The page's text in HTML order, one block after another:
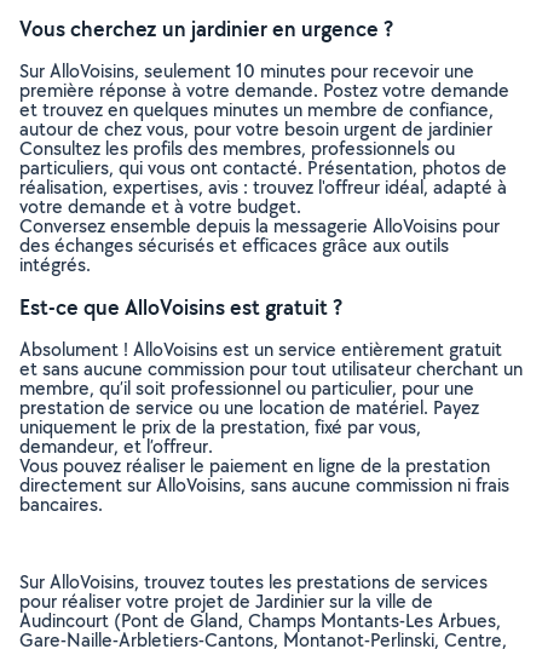
Vous cherchez un jardinier en urgence ?
Sur AlloVoisins, seulement 10 minutes pour recevoir une
première réponse à votre demande. Postez votre demande
et trouvez en quelques minutes un membre de confiance,
autour de chez vous, pour votre besoin urgent de jardinier
Consultez les profils des membres, professionnels ou
particuliers, qui vous ont contacté. Présentation, photos de
réalisation, expertises, avis : trouvez l'offreur idéal, adapté à
votre demande et à votre budget.
Conversez ensemble depuis la messagerie AlloVoisins pour
des échanges sécurisés et efficaces grâce aux outils
intégrés.
Est-ce que AlloVoisins est gratuit ?
Absolument ! AlloVoisins est un service entièrement gratuit
et sans aucune commission pour tout utilisateur cherchant un
membre, qu’il soit professionnel ou particulier, pour une
prestation de service ou une location de matériel. Payez
uniquement le prix de la prestation, fixé par vous,
demandeur, et l’offreur.
Vous pouvez réaliser le paiement en ligne de la prestation
directement sur AlloVoisins, sans aucune commission ni frais
bancaires.
Sur AlloVoisins, trouvez toutes les prestations de services
pour réaliser votre projet de Jardinier sur la ville de
Audincourt (Pont de Gland, Champs Montants-Les Arbues,
Gare-Naille-Arbletiers-Cantons, Montanot-Perlinski, Centre,